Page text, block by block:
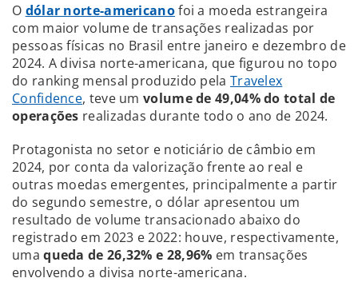
O dólar norte-americanofoi a moeda estrangeira
com maior volume de transações realizadas por
pessoas físicas no Brasil entre janeiro e dezembro de
2024. A divisa norte-americana, que figurou no topo
do ranking mensal produzido pela Travelex
Confidence, teve umvolume de 49,04% do total de
operações realizadas durante todo o ano de 2024.
Protagonista no setor e noticiário de câmbio em
2024, por conta da valorização frente ao real e
outras moedas emergentes, principalmente a partir
do segundo semestre, o dólar apresentou um
resultado de volume transacionado abaixo do
registrado em 2023 e 2022: houve, respectivamente,
umaqueda de 26,32% e 28,96% em transações
envolvendo a divisa norte-americana.